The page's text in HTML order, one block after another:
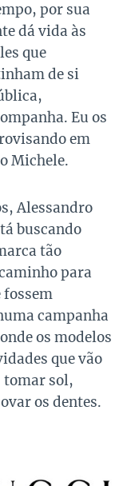
por sua
dá vida às
que
de si
Eu os
em
Michele.
Alessandro
buscando
tão
para
fossem
campanha
os modelos
que vão
tomar sol,
os dentes.